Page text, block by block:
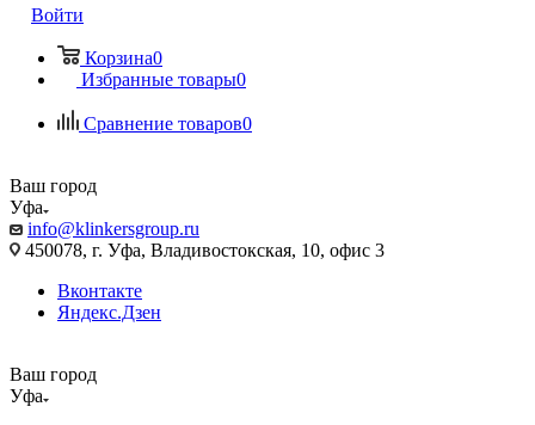
Войти
Корзина0
Избранные товары0
Сравнение товаров0
Ваш город
Уфа
info@klinkersgroup.ru
450078, г. Уфа, Владивостокская, 10, офис 3
Вконтакте
Яндекс.Дзен
Ваш город
Уфа